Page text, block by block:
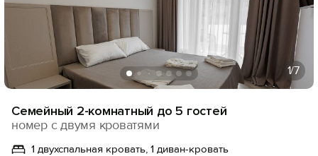
1/7
Семейный 2-комнатный до 5 гостей
номер с двумя кроватями
1 двухспальная кровать, 1 диван-кровать